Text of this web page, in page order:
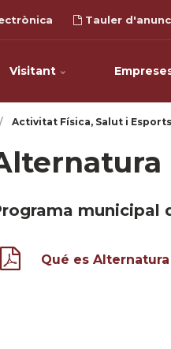
Tauler
Visitant
Activitat Física, Salut i Esports
municipal
Qué es